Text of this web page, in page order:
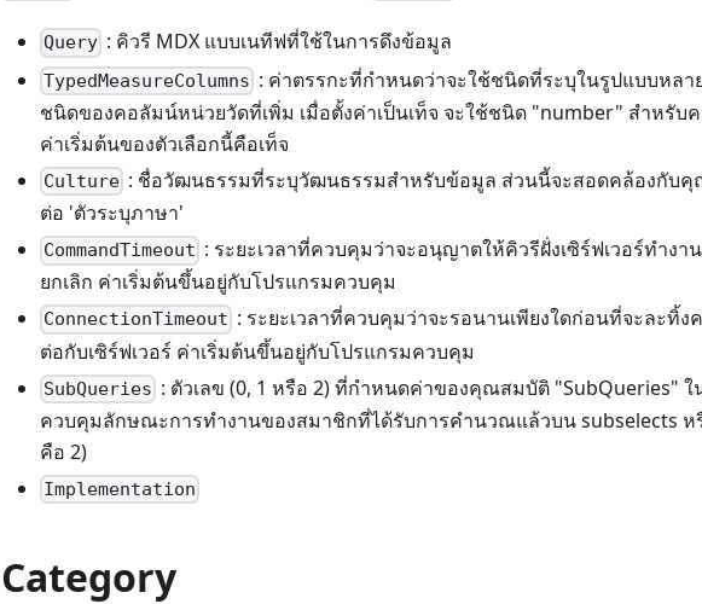
Query : คิวรี MDX แบบเนทีฟที่ใช้ในการดึงข้อมูล
TypedMeasureColumns : ค่าตรรกะที่กำหนดว่าจะใช้ชนิดที่ระบุในรูปแบบหลา
ชนิดของคอลัมน์หน่วยวัดที่เพิ่ม เมื่อตั้งค่าเป็นเท็จ จะใช้ชนิด "number" สำหรั
ค่าเริ่มต้นของตัวเลือกนี้คือเท็จ
Culture : ชื่อวัฒนธรรมที่ระบุวัฒนธรรมสำหรับข้อมูล ส่วนนี้จะสอดคล้องกับคุ
ต่อ 'ตัวระบุภาษา'
CommandTimeout : ระยะเวลาที่ควบคุมว่าจะอนุญาตให้คิวรีฝั่งเซิร์ฟเวอร์ทำงา
ยกเลิก ค่าเริ่มต้นขึ้นอยู่กับโปรแกรมควบคุม
ConnectionTimeout : ระยะเวลาที่ควบคุมว่าจะรอนานเพียงใดก่อนที่จะละทิ้ง
ต่อกับเซิร์ฟเวอร์ ค่าเริ่มต้นขึ้นอยู่กับโปรแกรมควบคุม
SubQueries : ตัวเลข (0, 1 หรือ 2) ที่กำหนดค่าของคุณสมบัติ "SubQueries" ใ
ควบคุมลักษณะการทำงานของสมาชิกที่ได้รับการคำนวณแล้วบน subselects ห
คือ 2)
Implementation
Category